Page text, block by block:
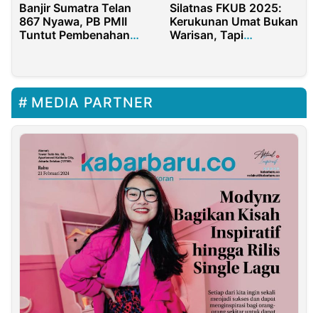
Banjir Sumatra Telan
867 Nyawa, PB PMII
Tuntut Pembenahan
Silatnas FKUB 2025:
Kerukunan Umat Bukan
Warisan, Tapi
MEDIA PARTNER